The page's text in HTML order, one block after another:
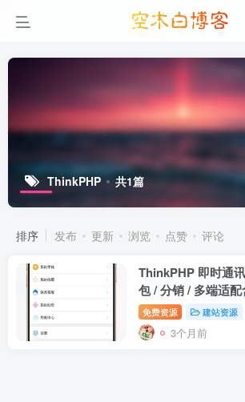
ThinkPHP 共1篇
排序 发布 更新 浏览 点赞 评论
ThinkPHP 即时通
包 / 分销 / 多端适
免费资源 建站资源
3个月前